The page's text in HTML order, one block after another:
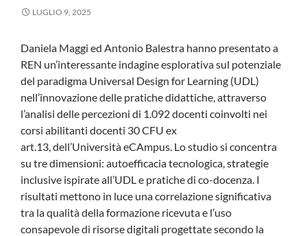
LUGLIO 9, 2025
Daniela Maggi ed Antonio Balestra hanno presentato a
REN un’interessante indagine esplorativa sul potenziale
del paradigma Universal Design for Learning (UDL)
nell’innovazione delle pratiche didattiche, attraverso
l’analisi delle percezioni di 1.092 docenti coinvolti nei
corsi abilitanti docenti 30 CFU ex
art.13, dell’Università eCAmpus. Lo studio si concentra
su tre dimensioni: autoefficacia tecnologica, strategie
inclusive ispirate all’UDL e pratiche di co-docenza. I
risultati mettono in luce una correlazione significativa
tra la qualità della formazione ricevuta e l’uso
consapevole di risorse digitali progettate secondo la